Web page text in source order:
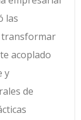
las
transformar
acoplado
y
de